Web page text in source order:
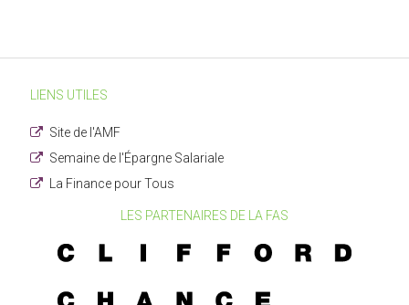
LIENS UTILES
Site de l'AMF
Semaine de l'Épargne Salariale
La Finance pour Tous
LES PARTENAIRES DE LA FAS